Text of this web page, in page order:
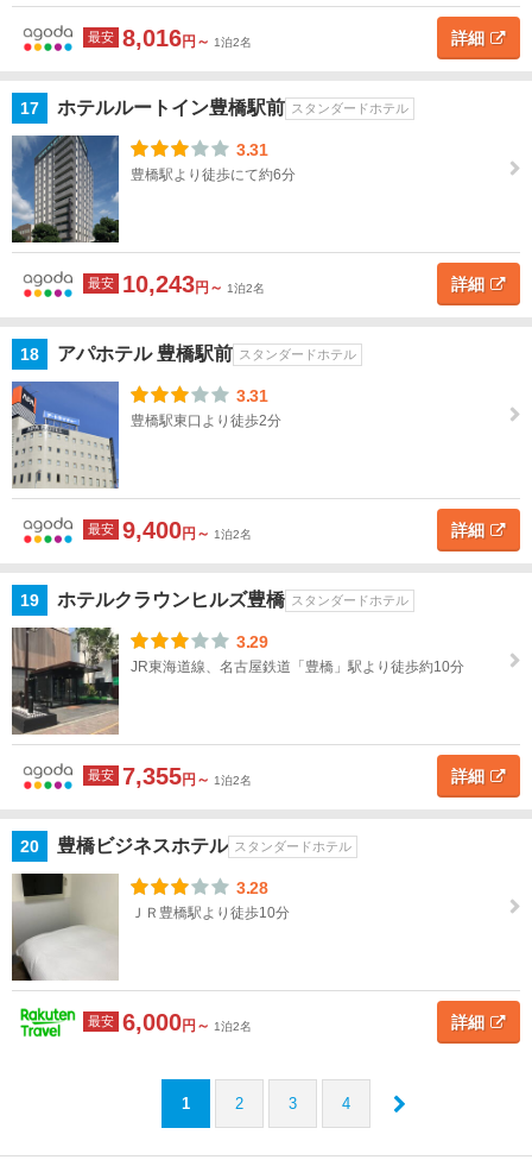
最安 8,016円～ 1泊2名 詳細
17 ホテルルートイン豊橋駅前 スタンダードホテル
3.31
豊橋駅より徒歩にて約6分
最安 10,243円～ 1泊2名 詳細
18 アパホテル 豊橋駅前 スタンダードホテル
3.31
豊橋駅東口より徒歩2分
最安 9,400円～ 1泊2名 詳細
19 ホテルクラウンヒルズ豊橋 スタンダードホテル
3.29
JR東海道線、名古屋鉄道「豊橋」駅より徒歩約10分
最安 7,355円～ 1泊2名 詳細
20 豊橋ビジネスホテル スタンダードホテル
3.28
ＪＲ豊橋駅より徒歩10分
最安 6,000円～ 1泊2名 詳細
1 2 3 4